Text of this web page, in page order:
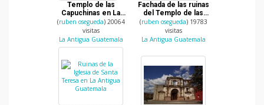
Templo de las
Capuchinas en La
Antigua Guatemala
(ruben osegueda) 20064
visitas
La Antigua Guatemala
Fachada de las ruinas
del Templo de las
Capuchinas en La
Antigua Guatemala
(ruben osegueda) 19783
visitas
La Antigua Guatemala